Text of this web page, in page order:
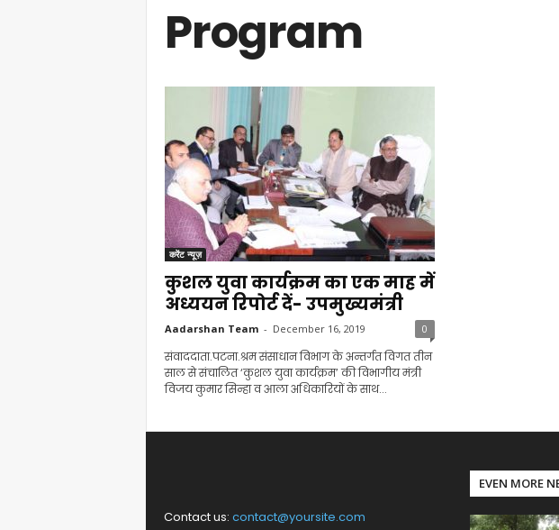
Program
करेंट न्यूज़
कुशल युवा कार्यक्रम का एक माह में
अध्ययन रिपोर्ट दें- उपमुख्यमंत्री
Aadarshan Team - December 16, 2019 0
संवाददाता.पटना.श्रम संसाधान विभाग के अन्तर्गत विगत तीन
साल से संचालित ‘कुशल युवा कार्यक्रम’ की विभागीय मंत्री
विजय कुमार सिन्हा व आला अधिकारियों के साथ...
Contact us: contact@yoursite.com
EVEN MORE